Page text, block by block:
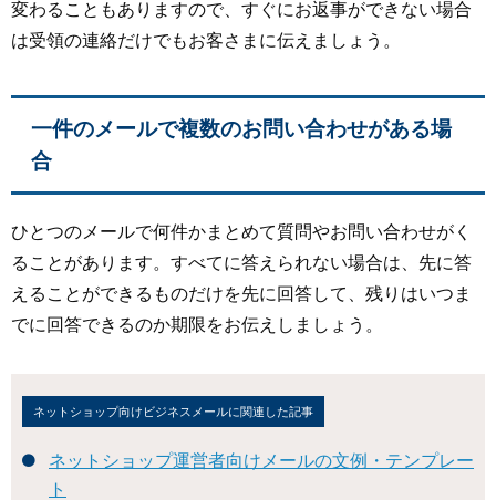
変わることもありますので、すぐにお返事ができない場合
は受領の連絡だけでもお客さまに伝えましょう。
一件のメールで複数のお問い合わせがある場
合
ひとつのメールで何件かまとめて質問やお問い合わせがく
ることがあります。すべてに答えられない場合は、先に答
えることができるものだけを先に回答して、残りはいつま
でに回答できるのか期限をお伝えしましょう。
ネットショップ向けビジネスメールに関連した記事
ネットショップ運営者向けメールの文例・テンプレー
ト